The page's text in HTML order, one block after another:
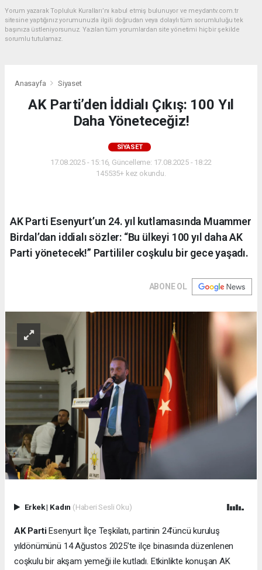
Yorum yazarak Topluluk Kuralları’nı kabul etmiş bulunuyor ve meydantv.com.tr
sitesine yaptığınız yorumunuzla ilgili doğrudan veya dolaylı tüm sorumluluğu tek
başınıza üstleniyorsunuz. Yazılan tüm yorumlardan site yönetimi hiçbir şekilde
sorumlu tutulamaz.
Anasayfa Siyaset
AK Parti’den İddialı Çıkış: 100 Yıl
Daha Yöneteceğiz!
SIYASET
17.08.2025 - 15:16, Güncelleme: 17.08.2025 - 18:22
145535+ kez okundu.
AK Parti Esenyurt’un 24. yıl kutlamasında Muammer
Birdal’dan iddialı sözler: “Bu ülkeyi 100 yıl daha AK
Parti yönetecek!” Partililer coşkulu bir gece yaşadı.
ABONE OL
Erkek| Kadın (Haberi Sesli Oku)
AK PartiEsenyurt İlçe Teşkilatı, partinin 24’üncü kuruluş
yıldönümünü 14 Ağustos 2025’te ilçe binasında düzenlenen
coşkulu bir akşam yemeği ile kutladı. Etkinlikte konuşan AK